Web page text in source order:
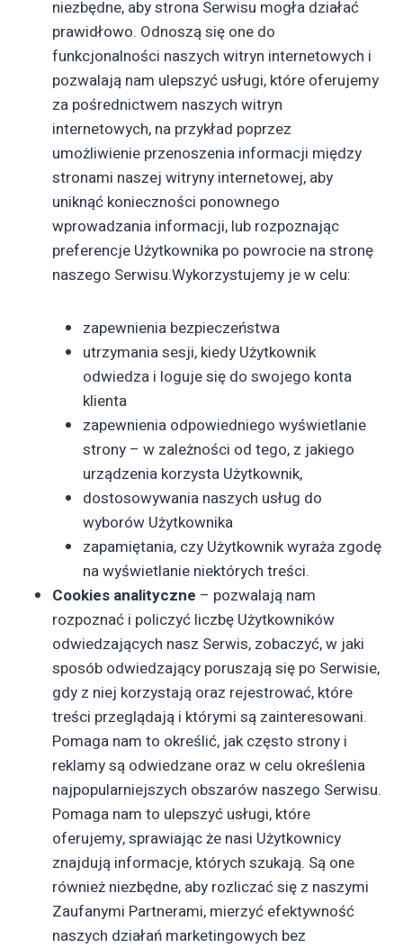
niezbędne, aby strona Serwisu mogła działać
prawidłowo. Odnoszą się one do
funkcjonalności naszych witryn internetowych i
pozwalają nam ulepszyć usługi, które oferujemy
za pośrednictwem naszych witryn
internetowych, na przykład poprzez
umożliwienie przenoszenia informacji między
stronami naszej witryny internetowej, aby
uniknąć konieczności ponownego
wprowadzania informacji, lub rozpoznając
preferencje Użytkownika po powrocie na stronę
naszego Serwisu.Wykorzystujemy je w celu:
zapewnienia bezpieczeństwa
utrzymania sesji, kiedy Użytkownik
odwiedza i loguje się do swojego konta
klienta
zapewnienia odpowiedniego wyświetlanie
strony – w zależności od tego, z jakiego
urządzenia korzysta Użytkownik,
dostosowywania naszych usług do
wyborów Użytkownika
zapamiętania, czy Użytkownik wyraża zgodę
na wyświetlanie niektórych treści.
Cookies analityczne – pozwalają nam
rozpoznać i policzyć liczbę Użytkowników
odwiedzających nasz Serwis, zobaczyć, w jaki
sposób odwiedzający poruszają się po Serwisie,
gdy z niej korzystają oraz rejestrować, które
treści przeglądają i którymi są zainteresowani.
Pomaga nam to określić, jak często strony i
reklamy są odwiedzane oraz w celu określenia
najpopularniejszych obszarów naszego Serwisu.
Pomaga nam to ulepszyć usługi, które
oferujemy, sprawiając że nasi Użytkownicy
znajdują informacje, których szukają. Są one
również niezbędne, aby rozliczać się z naszymi
Zaufanymi Partnerami, mierzyć efektywność
naszych działań marketingowych bez